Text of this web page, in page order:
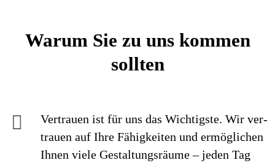
Warum Sie zu uns kommen
sollten
Vertrauen ist für uns das Wichtigste. Wir ver­
trauen auf Ihre Fähig­keiten und ermög­lichen
Ihnen viele Gestaltungs­räume – jeden Tag